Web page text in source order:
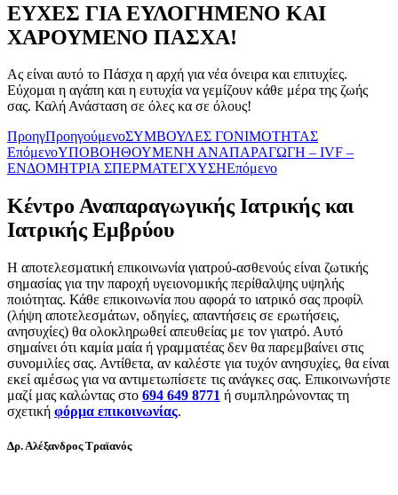
ΕΥΧΕΣ ΓΙΑ ΕΥΛΟΓΗΜΕΝΟ ΚΑΙ
ΧΑΡΟΥΜΕΝΟ ΠΑΣΧΑ!
Ας είναι αυτό το Πάσχα η αρχή για νέα όνειρα και επιτυχίες.
Εύχομαι η αγάπη και η ευτυχία να γεμίζουν κάθε μέρα της ζωής
σας. Καλή Ανάσταση σε όλες κα σε όλους!
ΠροηγΠροηγούμενοΣΥΜΒΟΥΛΕΣ ΓΟΝΙΜΟΤΗΤΑΣ
ΕπόμενοΥΠΟΒΟΗΘΟΥΜΕΝΗ ΑΝΑΠΑΡΑΓΩΓΗ – IVF –
ΕΝΔΟΜΗΤΡΙΑ ΣΠΕΡΜΑΤΕΓΧΥΣΗΕπόμενο
Κέντρο Αναπαραγωγικής Ιατρικής και
Ιατρικής Εμβρύου
Η αποτελεσματική επικοινωνία γιατρού-ασθενούς είναι ζωτικής
σημασίας για την παροχή υγειονομικής περίθαλψης υψηλής
ποιότητας. Κάθε επικοινωνία που αφορά το ιατρικό σας προφίλ
(λήψη αποτελεσμάτων, οδηγίες, απαντήσεις σε ερωτήσεις,
ανησυχίες) θα ολοκληρωθεί απευθείας με τον γιατρό. Αυτό
σημαίνει ότι καμία μαία ή γραμματέας δεν θα παρεμβαίνει στις
συνομιλίες σας. Αντίθετα, αν καλέστε για τυχόν ανησυχίες, θα είναι
εκεί αμέσως για να αντιμετωπίσετε τις ανάγκες σας. Επικοινωνήστε
μαζί μας καλώντας στο 694 649 8771 ή συμπληρώνοντας τη
σχετική φόρμα επικοινωνίας.
Δρ. Αλέξανδρος Τραϊανός